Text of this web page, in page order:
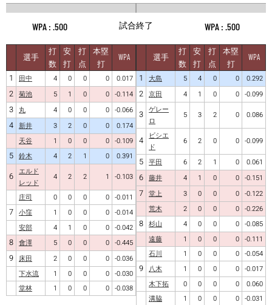
.500 試合終了 .500
選手
打
数
安
打
打
点
本塁
打
WPA
1 田中 4 0 0 0 0.017
2 菊池 5 1 0 0 -0.114
3 丸 4 0 0 0 -0.066
4 新井 3 2 0 0
0.174
天谷
1 0 0 0 -0.109
5 鈴木 4 2 1 0 0.391
6 エルド
レッド
4 2 2 1
-0.103
庄司
0 0 0 0 -0.011
7 小窪 1 0 0 0 -0.014
安部
4 1 0 0 -0.042
8 會澤 5 0 0 0 -0.445
9 床田 2 0 0 0 -0.036
下水流
1 0 0 0 -0.030
堂林
1 0 0 0 -0.038
選手
打
数
安
打
打
点
本塁
打
WPA
1 大島 5 4 0 0 0.292
2 京田 4 1 0 0 -0.099
3 ゲレー
ロ
5 3 2 0 0.086
4
ビシエ
ド
6 2 0 0 -0.099
5 平田 6 2 1 0 0.061
6 藤井 4 1 0 0 -0.151
7 堂上 3 0 0 0 -0.122
荒木
2 0 0 0 -0.226
8 杉山 4 0 0 0 -0.085
遠藤
1 0 0 0 -0.111
石川
1 0 0 0 -0.054
9 八木 1 0 0 0 -0.017
木下拓
0 0 0 0
0.060
溝脇
1 0 0 0 -0.031